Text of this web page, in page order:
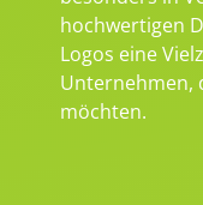
hochwertigen
Logos eine
Unternehmen,
möchten.